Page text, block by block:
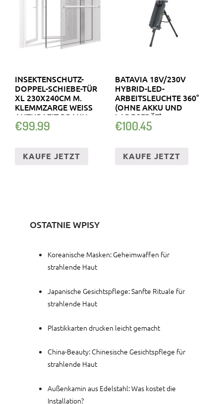
INSEKTENSCHUTZ-
DOPPEL-SCHIEBE-TÜR
XL 230X240CM M.
KLEMMZARGE WEISS A
NTHRAZIT BRAUN
€99.99
KAUFE JETZT
BATAVIA 18V/230V
HYBRID-LED-
ARBEITSLEUCHTE 360°
(OHNE AKKU UND
LADEGERÄT)
€100.45
KAUFE JETZT
OSTATNIE WPISY
Koreanische Masken: Geheimwaffen für
strahlende Haut
Japanische Gesichtspflege: Sanfte Rituale für
strahlende Haut
Plastikkarten drucken leicht gemacht
China-Beauty: Chinesische Gesichtspflege für
strahlende Haut
Außenkamin aus Edelstahl: Was kostet die
Installation?